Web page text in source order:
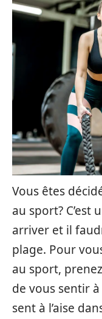
Vous êtes
au sport? C’est
arriver et il
plage. Pour
au sport,
de vous sentir à
sent à l’aise